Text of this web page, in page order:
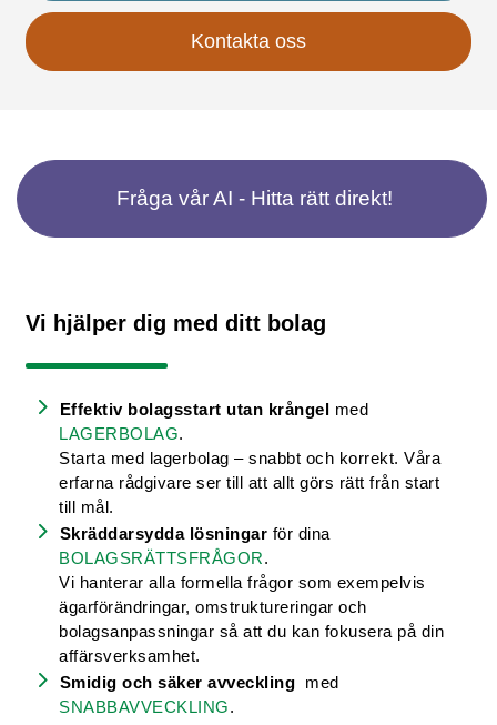
Kontakta oss
Fråga vår AI - Hitta rätt direkt!
Vi hjälper dig med ditt bolag
Effektiv bolagsstart utan krångel med
LAGERBOLAG.
Starta med lagerbolag – snabbt och korrekt. Våra
erfarna rådgivare ser till att allt görs rätt från start
till mål.
Skräddarsydda lösningar för dina
BOLAGSRÄTTSFRÅGOR.
Vi hanterar alla formella frågor som exempelvis
ägarförändringar, omstruktureringar och
bolagsanpassningar så att du kan fokusera på din
affärsverksamhet.
Smidig och säker avveckling med
SNABBAVVECKLING.